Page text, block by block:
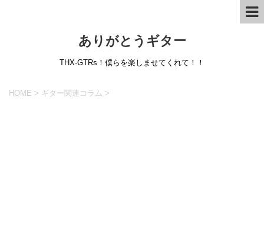
ありがとうギター
THX-GTRs！僕らを楽しませてくれて！！
HOME > ギター関連コラム >